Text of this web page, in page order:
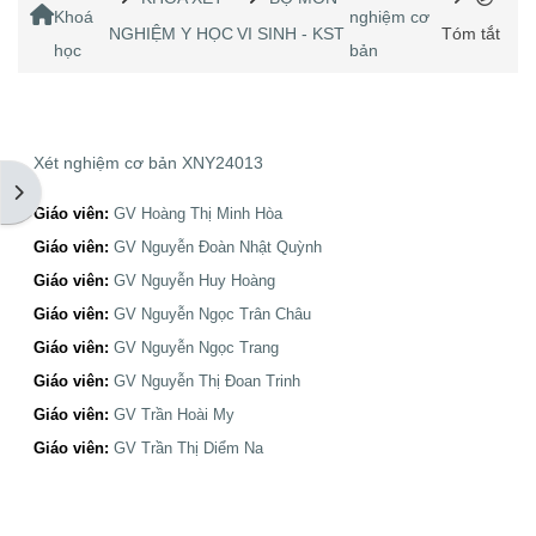
Mở ngăn kéo tài liệu
Home
Khoá
học
NGHIỆM Y HỌC VI SINH - KST
nghiệm cơ
bản
Tóm tắt
Xét nghiệm cơ bản XNY24013
Giáo viên: GV Hoàng Thị Minh Hòa
Giáo viên: GV Nguyễn Đoàn Nhật Quỳnh
Giáo viên: GV Nguyễn Huy Hoàng
Giáo viên: GV Nguyễn Ngọc Trân Châu
Giáo viên: GV Nguyễn Ngọc Trang
Giáo viên: GV Nguyễn Thị Đoan Trinh
Giáo viên: GV Trần Hoài My
Giáo viên: GV Trần Thị Diểm Na